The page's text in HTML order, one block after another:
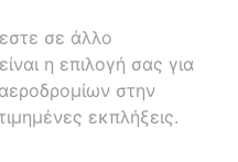
σε άλλο
η επιλογή σας για
στην
εκπλήξεις.